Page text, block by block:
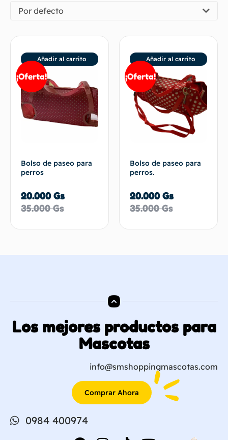
Por defecto
¡Oferta!
Bolso de paseo para
perros
35.000Gs
20.000Gs
Añadir al carrito
¡Oferta!
Bolso de paseo para
perros.
35.000Gs
20.000Gs
Añadir al carrito
Los mejores productos para
Mascotas
info@smshoppingmascotas.com
Comprar Ahora
0984 400974